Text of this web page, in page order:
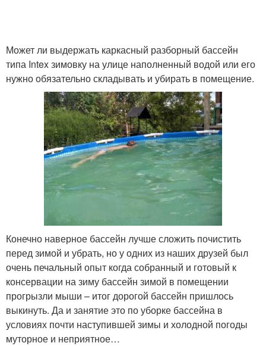
Может ли выдержать каркасный разборный бассейн
типа Intex зимовку на улице наполненный водой или его
нужно обязательно складывать и убирать в помещение.
Конечно наверное бассейн лучше сложить почистить
перед зимой и убрать, но у одних из наших друзей был
очень печальный опыт когда собранный и готовый к
консервации на зиму бассейн зимой в помещении
прогрызли мыши – итог дорогой бассейн пришлось
выкинуть. Да и занятие это по уборке бассейна в
условиях почти наступившей зимы и холодной погоды
муторное и неприятное…